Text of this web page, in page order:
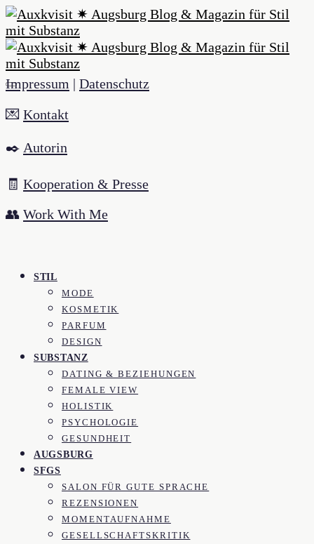
Impressum | Datenschutz
💌 Kontakt
✒️ Autorin
🧾 Kooperation & Presse
👥 Work With Me
STIL
MODE
KOSMETIK
PARFUM
DESIGN
SUBSTANZ
DATING & BEZIEHUNGEN
FEMALE VIEW
HOLISTIK
PSYCHOLOGIE
GESUNDHEIT
AUGSBURG
SFGS
SALON FÜR GUTE SPRACHE
REZENSIONEN
MOMENTAUFNAHME
GESELLSCHAFTSKRITIK